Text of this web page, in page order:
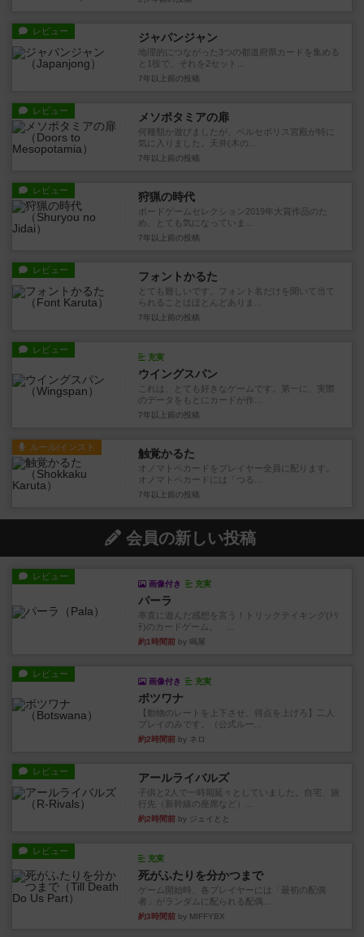
レビュー ジャパンジャン
地理的につながった3つの都道府県カードを集める
と1役で、それを2セット...
7年以上前 の投稿
レビュー メソポタミアの扉
何種類か遊びましたが、ペルセポリス宮殿が特に
気に入りました。天井(木の...
7年以上前 の投稿
レビュー 狩猟の時代
ボードゲームセレクション2019年大賞作品のた
め、とても気になっていま...
7年以上前 の投稿
レビュー フォントかるた
とても難しいです。フォント名だけを聞いて当て
られることはほとんどありま...
7年以上前 の投稿
レビュー
充実
ウイングスパン
これは、とても好きなゲームです。第一に、実際
のデータをもとにカードが作...
7年以上前 の投稿
ルール/インスト 触覚かるた
オノマトペカードをプレイヤー全員に配ります。
オノマトペカードには「つる...
7年以上前 の投稿
会員の新しい投稿
レビュー
画像付き 充実
パーラ
率直に遊んだ感想を言う！トリックテイキング(ﾄﾘ
ﾃ)のカードゲーム。 ...
約1時間前 by 鳴屋
レビュー
画像付き 充実
ボツワナ
【動物のレートを上下させ、得点を上げろ】二人
プレイのみです。（公式ルー...
約2時間前 by ネロ
レビュー アールライバルズ
子供と2人で一時期延々としていました。自宅、旅
行先（新幹線の座席など）...
約2時間前 by ジェイとと
レビュー
充実
死がふたりを分かつまで
ゲーム開始時、各プレイヤーには「最初の配偶
者」がランダムに配られる配偶...
約3時間前 by MIFFYBX